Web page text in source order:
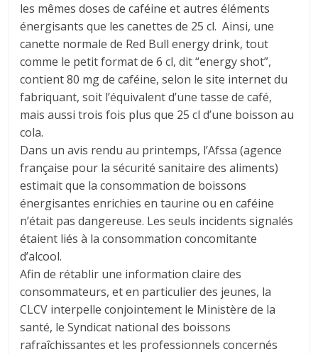
les mêmes doses de caféine et autres éléments
énergisants que les canettes de 25 cl. Ainsi, une
canette normale de Red Bull energy drink, tout
comme le petit format de 6 cl, dit “energy shot”,
contient 80 mg de caféine, selon le site internet du
fabriquant, soit l’équivalent d’une tasse de café,
mais aussi trois fois plus que 25 cl d’une boisson au
cola.
Dans un avis rendu au printemps, l’Afssa (agence
française pour la sécurité sanitaire des aliments)
estimait que la consommation de boissons
énergisantes enrichies en taurine ou en caféine
n’était pas dangereuse. Les seuls incidents signalés
étaient liés à la consommation concomitante
d’alcool.
Afin de rétablir une information claire des
consommateurs, et en particulier des jeunes, la
CLCV interpelle conjointement le Ministère de la
santé, le Syndicat national des boissons
rafraîchissantes et les professionnels concernés